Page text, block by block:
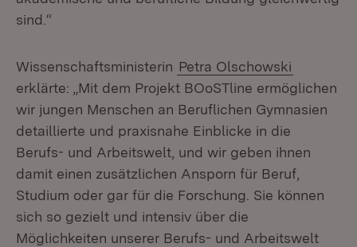
sind.“
Wissenschaftsministerin Petra Olschowski
erklärte: „Mit dem Projekt BOoSTline ermöglichen
wir jungen Menschen an Beruflichen Gymnasien
detaillierte und praxisnahe Einblicke in die
Berufs- und Arbeitswelt, und wir geben ihnen
damit einen zusätzlichen Ansporn für Beruf,
Studium oder gar für die Forschung. Sie können
sich so gezielt und intensiv über die
Möglichkeiten unserer Berufs- und Arbeitswelt